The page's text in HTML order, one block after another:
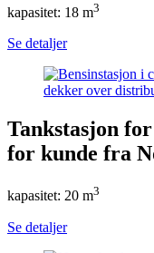
kapasitet: 18 m3
Se detaljer
Tankstasjon
for kunde fra
kapasitet: 20 m3
Se detaljer